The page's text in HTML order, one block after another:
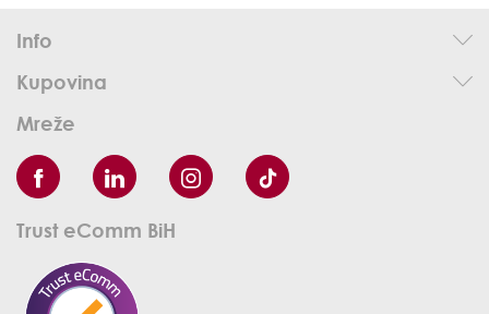
Info
Kupovina
Mreže
Trust eComm BiH